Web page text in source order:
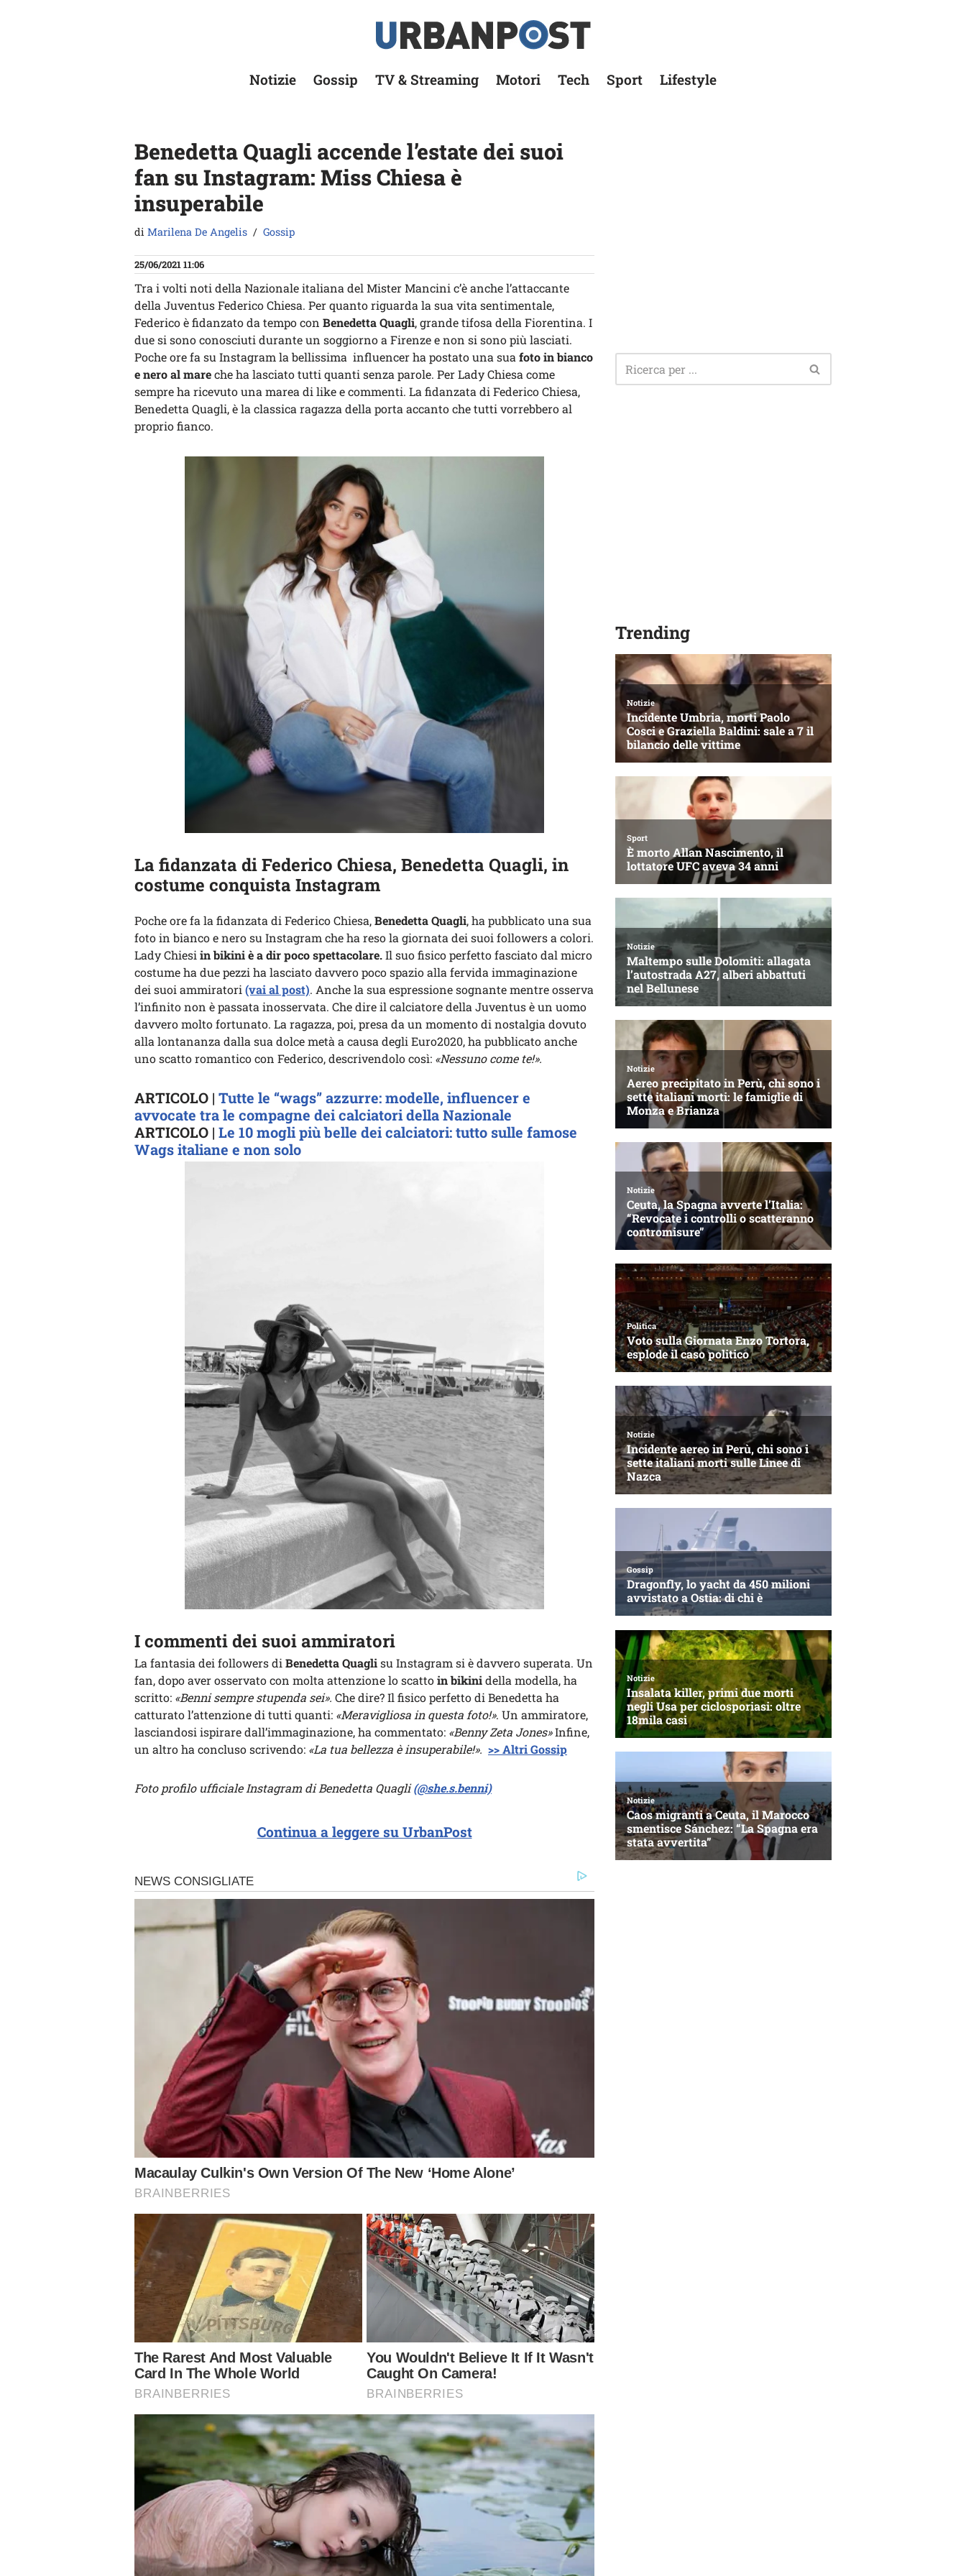
Notizie Gossip TV & Streaming Motori Tech Sport Lifestyle
Benedetta Quagli accende l’estate dei suoi
fan su Instagram: Miss Chiesa è
insuperabile
di Marilena De Angelis Gossip
25/06/2021 11:06
Tra i volti noti della Nazionale italiana del Mister Mancini c’è anche l’attaccante
della Juventus Federico Chiesa. Per quanto riguarda la sua vita sentimentale,
Federico è fidanzato da tempo con Benedetta Quagli, grande tifosa della Fiorentina. I
due si sono conosciuti durante un soggiorno a Firenze e non si sono più lasciati.
Poche ore fa su Instagram la bellissima influencer ha postato una sua foto in bianco
e nero al mareche ha lasciato tutti quanti senza parole. Per Lady Chiesa come
sempre ha ricevuto una marea di like e commenti. La fidanzata di Federico Chiesa,
Benedetta Quagli, è la classica ragazza della porta accanto che tutti vorrebbero al
proprio fianco.
La fidanzata di Federico Chiesa, Benedetta Quagli, in
costume conquista Instagram
Poche ore fa la fidanzata di Federico Chiesa,Benedetta Quagli, ha pubblicato una sua
foto in bianco e nero su Instagram che ha reso la giornata dei suoi followers a colori.
Lady Chiesi in bikini è a dir poco spettacolare.Il suo fisico perfetto fasciato dal micro
costume ha due pezzi ha lasciato davvero poco spazio alla fervida immaginazione
dei suoi ammiratori (vai al post). Anche la sua espressione sognante mentre osserva
l’infinito non è passata inosservata. Che dire il calciatore della Juventus è un uomo
davvero molto fortunato. La ragazza, poi, presa da un momento di nostalgia dovuto
alla lontananza dalla sua dolce metà a causa degli Euro2020, ha pubblicato anche
uno scatto romantico con Federico, descrivendolo così: «Nessuno come te!».
ARTICOLO | Tutte le “wags” azzurre: modelle, influencer e
avvocate tra le compagne dei calciatori della Nazionale
ARTICOLO | Le 10 mogli più belle dei calciatori: tutto sulle famose
Wags italiane e non solo
I commenti dei suoi ammiratori
La fantasia dei followers di Benedetta Quaglisu Instagram si è davvero superata. Un
fan, dopo aver osservato con molta attenzione lo scattoin bikinidella modella, ha
scritto: «Benni sempre stupenda sei». Che dire? Il fisico perfetto di Benedetta ha
catturato l’attenzione di tutti quanti: «Meravigliosa in questa foto!». Un ammiratore,
lasciandosi ispirare dall’immaginazione, ha commentato: «Benny Zeta Jones»Infine,
un altro ha concluso scrivendo: «La tua bellezza è insuperabile!». >> Altri Gossip
Foto profilo ufficiale Instagram di Benedetta Quagli(@she.s.benni)
Continua a leggere su UrbanPost
Trending